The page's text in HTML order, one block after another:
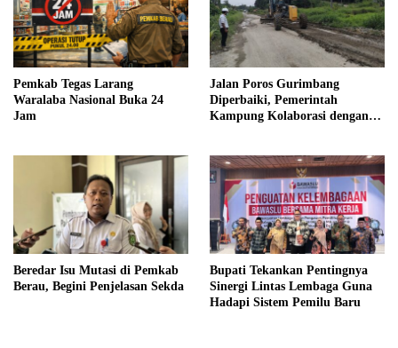
Pemkab Tegas Larang
Waralaba Nasional Buka 24
Jam
Jalan Poros Gurimbang
Diperbaiki, Pemerintah
Kampung Kolaborasi dengan
Beredar Isu Mutasi di Pemkab
Berau, Begini Penjelasan Sekda
Bupati Tekankan Pentingnya
Sinergi Lintas Lembaga Guna
Hadapi Sistem Pemilu Baru